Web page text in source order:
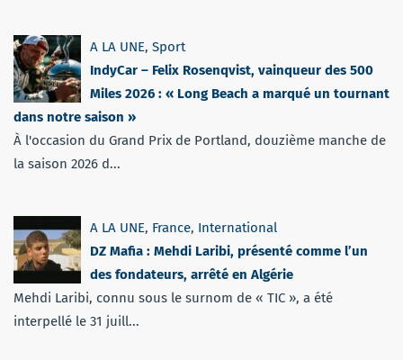
A LA UNE, Sport
IndyCar – Felix Rosenqvist, vainqueur des 500
Miles 2026 : « Long Beach a marqué un tournant
dans notre saison »
À l'occasion du Grand Prix de Portland, douzième manche de
la saison 2026 d...
A LA UNE, France, International
DZ Mafia : Mehdi Laribi, présenté comme l’un
des fondateurs, arrêté en Algérie
Mehdi Laribi, connu sous le surnom de « TIC », a été
interpellé le 31 juill...